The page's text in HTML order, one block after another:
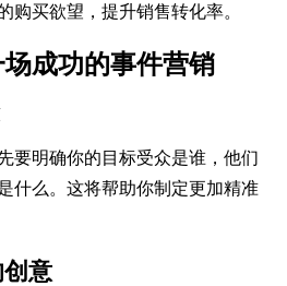
购买欲望，提升销售转化率。
成功的事件营销
要明确你的目标受众是谁，他们
什么。这将帮助你制定更加精准
意